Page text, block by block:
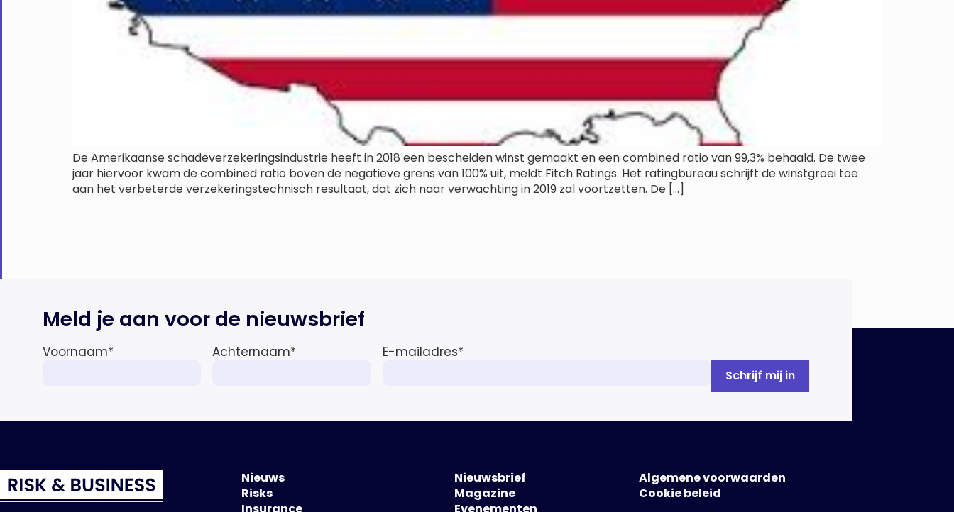
De Amerikaanse schadeverzekeringsindustrie heeft in 2018 een bescheiden winst gemaakt en een combined ratio van 99,3% behaald. De twee
jaar hiervoor kwam de combined ratio boven de negatieve grens van 100% uit, meldt Fitch Ratings. Het ratingbureau schrijft de winstgroei toe
aan het verbeterde verzekeringstechnisch resultaat, dat zich naar verwachting in 2019 zal voortzetten. De […]
Meld je aan voor de nieuwsbrief
Voornaam* Achternaam* E-mailadres*
Nieuws
Risks
Insurance
Nieuwsbrief
Magazine
Evenementen
Algemene voorwaarden
Cookie beleid